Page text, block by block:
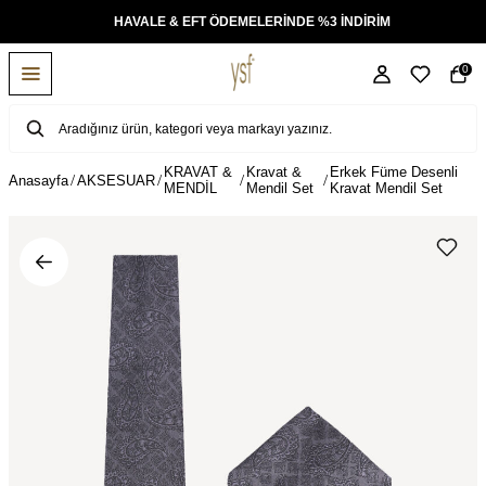
HAVALE & EFT ÖDEMELERİNDE %3 İNDİRİM
0
Anasayfa AKSESUAR
KRAVAT &
MENDİL
Kravat &
Mendil Set
Erkek Füme Desenli
Kravat Mendil Set